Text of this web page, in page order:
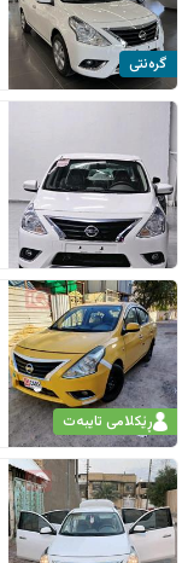
گرەنتی
ڕێکلامی تایبەت